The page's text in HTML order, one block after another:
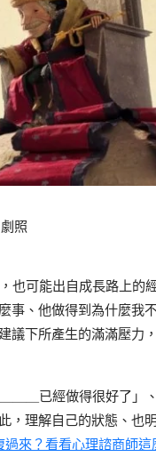
照
可能出自成長路上的
事、他做得到為什麼我
議下所產生的滿滿壓力
＿已經做得很好了」
理解自己的狀態、也
來？看看心理諮商師這